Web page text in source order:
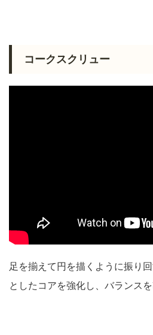
コークスクリュー
足を揃えて円を描くように振り
としたコアを強化し、バランスを